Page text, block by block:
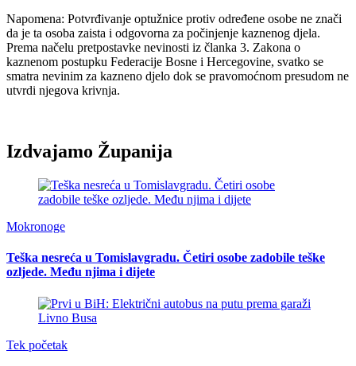
Napomena: Potvrđivanje optužnice protiv određene osobe ne znači
da je ta osoba zaista i odgovorna za počinjenje kaznenog djela.
Prema načelu pretpostavke nevinosti iz članka 3. Zakona o
kaznenom postupku Federacije Bosne i Hercegovine, svatko se
smatra nevinim za kazneno djelo dok se pravomoćnom presudom ne
utvrdi njegova krivnja.
Izdvajamo Županija
Mokronoge
Teška nesreća u Tomislavgradu. Četiri osobe zadobile teške
ozljede. Među njima i dijete
Tek početak